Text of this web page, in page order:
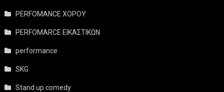
PERFOMANCE ΧΟΡΟΥ
PERFOMARCE ΕΙΚΑΣΤΙΚΩΝ
performance
SKG
Stand up comedy